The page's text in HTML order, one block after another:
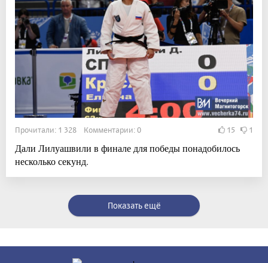
Прочитали: 1 328 Комментарии: 0 15 1
Дали Лилуашвили в финале для победы понадобилось
несколько секунд.
Показать ещё